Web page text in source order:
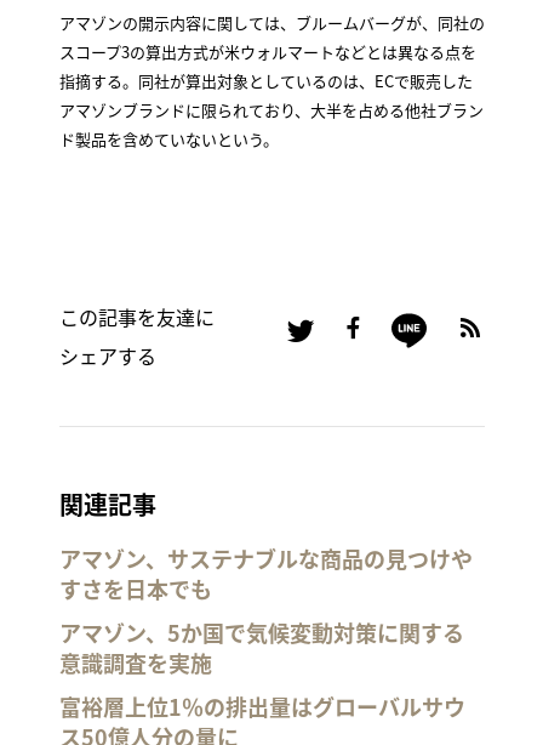
アマゾンの開示内容に関しては、ブルームバーグが、同社の
スコープ3の算出方式が米ウォルマートなどとは異なる点を
指摘する。同社が算出対象としているのは、ECで販売した
アマゾンブランドに限られており、大半を占める他社ブラン
ド製品を含めていないという。
この記事を友達に
シェアする
関連記事
アマゾン、サステナブルな商品の見つけや
すさを日本でも
アマゾン、5か国で気候変動対策に関する
意識調査を実施
富裕層上位1％の排出量はグローバルサウ
ス50億人分の量に